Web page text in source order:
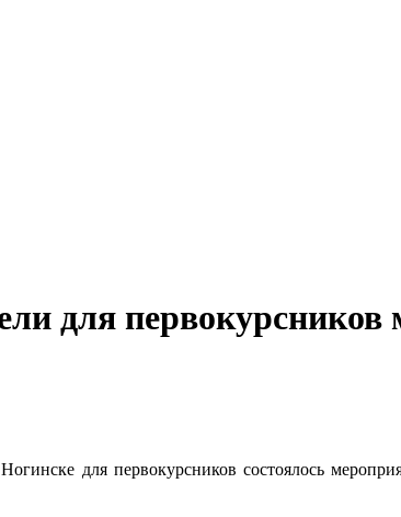
для первокурсников
для первокурсников состоялось